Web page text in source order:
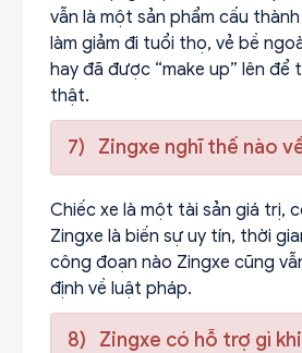
vẫn là một sản phẩm cấu
làm giảm đi tuổi thọ, vẻ bề
hay đã được “make up” lên
thật.
7) Zingxe nghĩ thế nào
Chiếc xe là một tài sản giá trị,
Zingxe là biến sự uy tín, thời
công đoạn nào Zingxe cũng
định về luật pháp.
8) Zingxe có hỗ trợ gì khi